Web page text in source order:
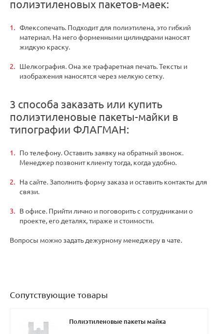
полиэтиленовых пакетов-маек:
Флексопечать. Подходит для полиэтилена, это гибкий
материал. На него форменными цилиндрами наносят
жидкую краску.
Шелкография. Она же трафаретная печать. Тексты и
изображения наносятся через мелкую сетку.
3 способа заказать или купить
полиэтиленовые пакеты-майки в
типографии ФЛАГМАН:
По телефону. Оставить заявку на обратный звонок.
Менеджер позвонит клиенту тогда, когда удобно.
На сайте. Заполнить форму заказа и оставить контакты для
связи.
В офисе. Прийти лично и поговорить с сотрудниками о
проекте, его деталях, тираже и стоимости.
Вопросы можно задать дежурному менеджеру в чате.
Сопутствующие товары
Полиэтиленовые пакеты майка